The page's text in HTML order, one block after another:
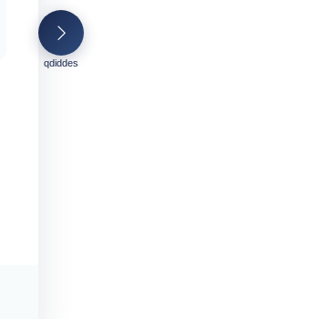
qdiddes